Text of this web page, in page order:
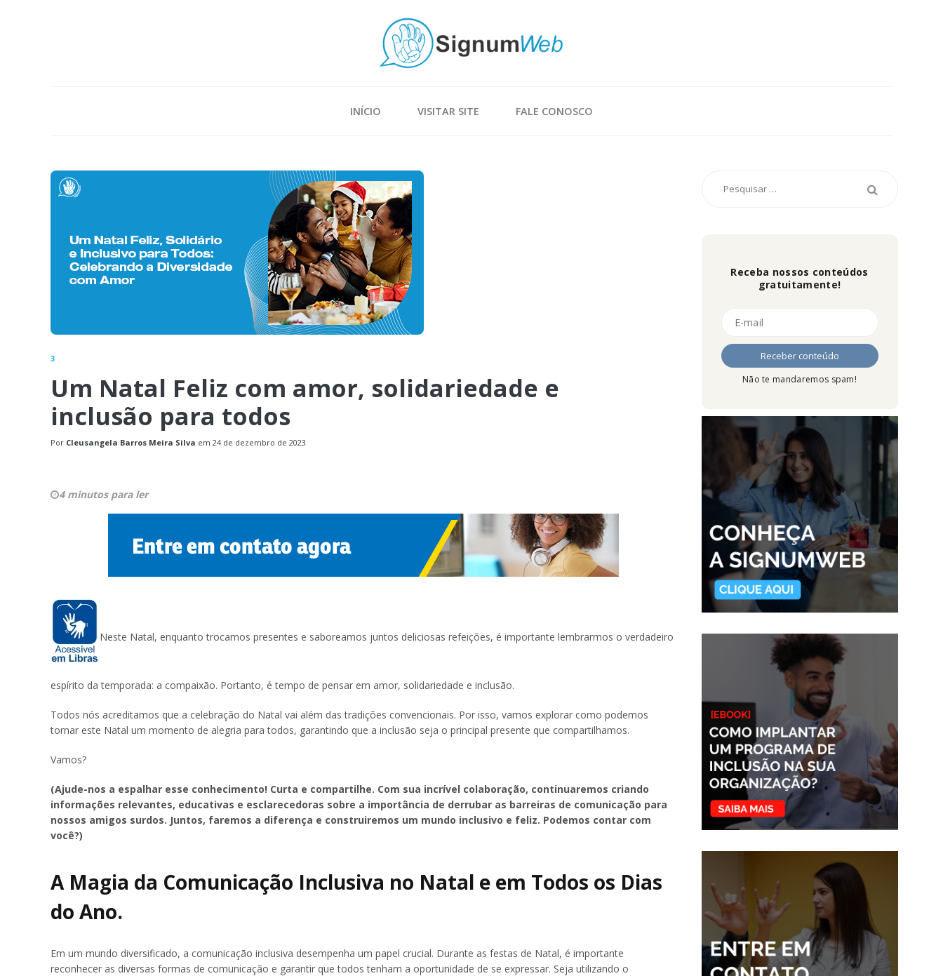
INÍCIO VISITAR SITE FALE CONOSCO
3
Um Natal Feliz com amor, solidariedade e
inclusão para todos
Por Cleusangela Barros Meira Silva em 24 de dezembro de 2023
4 minutos para ler
Neste Natal, enquanto trocamos presentes e saboreamos juntos deliciosas refeições, é importante lembrarmos o verdadeiro
espírito da temporada: a compaixão. Portanto, é tempo de pensar em amor, solidariedade e inclusão.
Todos nós acreditamos que a celebração do Natal vai além das tradições convencionais. Por isso, vamos explorar como podemos
tornar este Natal um momento de alegria para todos, garantindo que a inclusão seja o principal presente que compartilhamos.
Vamos?
(Ajude-nos a espalhar esse conhecimento! Curta e compartilhe. Com sua incrível colaboração, continuaremos criando
informações relevantes, educativas e esclarecedoras sobre a importância de derrubar as barreiras de comunicação para
nossos amigos surdos. Juntos, faremos a diferença e construiremos um mundo inclusivo e feliz. Podemos contar com
você?)
A Magia da Comunicação Inclusiva no Natal e em Todos os Dias
do Ano.
Em um mundo diversificado, a comunicação inclusiva desempenha um papel crucial. Durante as festas de Natal, é importante
reconhecer as diversas formas de comunicação e garantir que todos tenham a oportunidade de se expressar. Seja utilizando o
Receba nossos conteúdos
gratuitamente!
Não te mandaremos spam!